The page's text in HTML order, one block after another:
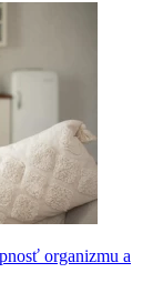
organizmu a